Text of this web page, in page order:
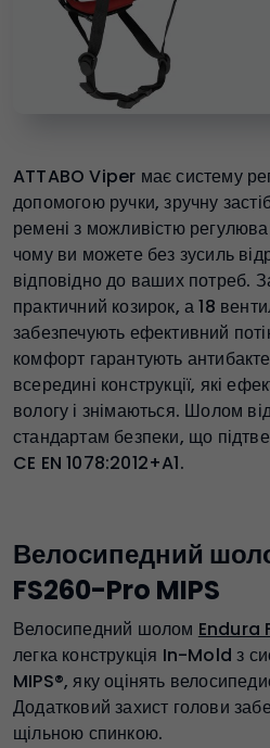
ATTABO Viper має систему
допомогою ручки, зручну
ремені з можливістю
чому ви можете без зусиль
відповідно до ваших потреб.
практичний козирок, а 18
забезпечують ефективний
комфорт гарантують
всередині конструкції, які
вологу і знімаються. Шолом
стандартам безпеки, що
CE EN 1078:2012+A1.
Велосипедний
FS260-Pro MIPS
Велосипедний шолом Endura
легка конструкція In-Mold з
MIPS®, яку оцінять
Додатковий захист голови
щільною спинкою.